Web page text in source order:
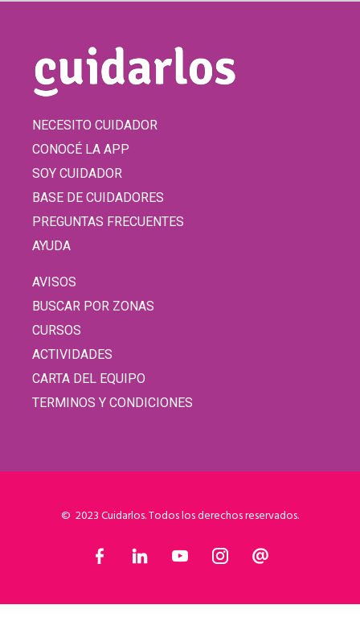
NECESITO CUIDADOR
CONOCÉ LA APP
SOY CUIDADOR
BASE DE CUIDADORES
PREGUNTAS FRECUENTES
AYUDA
AVISOS
BUSCAR POR ZONAS
CURSOS
ACTIVIDADES
CARTA DEL EQUIPO
TERMINOS Y CONDICIONES
© 2023 Cuidarlos. Todos los derechos reservados.